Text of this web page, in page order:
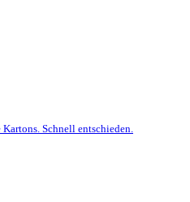
Kartons. Schnell entschieden.